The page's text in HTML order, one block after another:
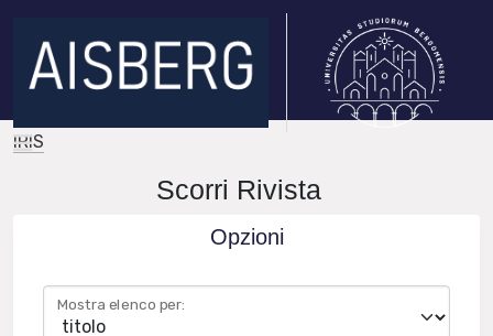
IRIS
Scorri Rivista
Opzioni
Mostra elenco per: